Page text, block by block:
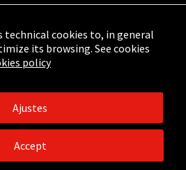
Manrique. Todos los
web
technical cookies to, in general
its browsing. See cookies
policy
Ajustes
Accept